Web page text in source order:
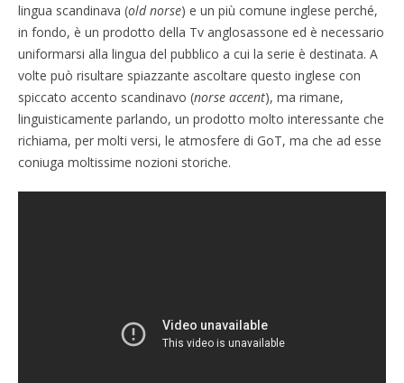
lingua scandinava (old norse) e un più comune inglese perché,
in fondo, è un prodotto della Tv anglosassone ed è necessario
uniformarsi alla lingua del pubblico a cui la serie è destinata. A
volte può risultare spiazzante ascoltare questo inglese con
spiccato accento scandinavo (norse accent), ma rimane,
linguisticamente parlando, un prodotto molto interessante che
richiama, per molti versi, le atmosfere di GoT, ma che ad esse
coniuga moltissime nozioni storiche.